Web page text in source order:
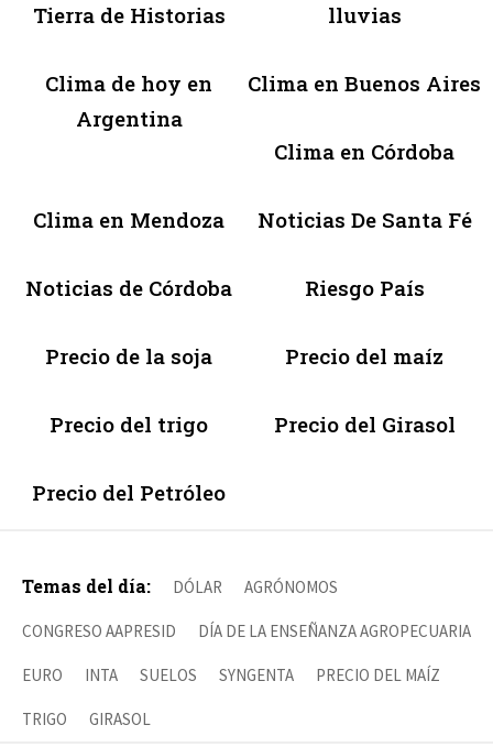
Tierra de Historias lluvias
Clima de hoy en
Argentina
Clima en Buenos Aires
Clima en Córdoba
Clima en Mendoza Noticias De Santa Fé
Noticias de Córdoba Riesgo País
Precio de la soja Precio del maíz
Precio del trigo Precio del Girasol
Precio del Petróleo
Temas del día: DÓLAR AGRÓNOMOS
CONGRESO AAPRESID DÍA DE LA ENSEÑANZA AGROPECUARIA
EURO INTA SUELOS SYNGENTA PRECIO DEL MAÍZ
TRIGO GIRASOL